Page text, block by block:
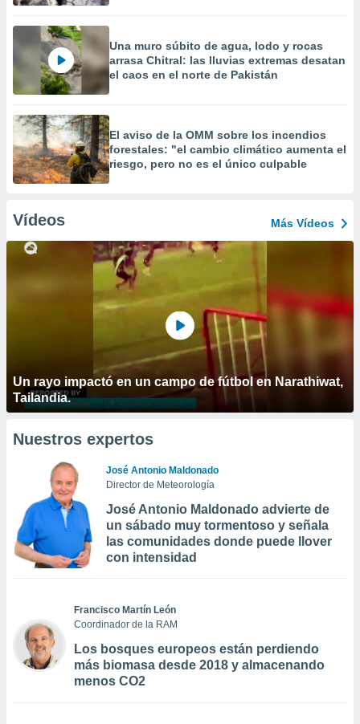
Una muro súbito de agua, lodo y rocas
arrasa Chitral: las lluvias extremas desatan
el caos en el norte de Pakistán
El aviso de la OMM sobre los incendios
forestales: "el cambio climático aumenta el
riesgo, pero no es el único culpable
Vídeos Más Vídeos
Un rayo impactó en un campo de fútbol en Narathiwat,
Tailandia.
Nuestros expertos
José Antonio Maldonado
Director de Meteorología
José Antonio Maldonado advierte de
un sábado muy tormentoso y señala
las comunidades donde puede llover
con intensidad
Francisco Martín León
Coordinador de la RAM
Los bosques europeos están perdiendo
más biomasa desde 2018 y almacenando
menos CO2